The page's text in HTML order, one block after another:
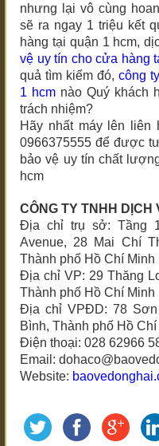
nhưng lại vô cùng
sẽ ra ngay 1 triệu kết
hàng tại quận 1 hcm,
vệ uy tín cho cửa hàng
quả tìm kiếm đó, công
1 hcm nào Quý khách
trách nhiệm?
Hãy nhất máy lên liên
0966375555 để được
bảo vệ uy tín chất
hcm
CÔNG TY TNHH DỊCH
Địa chỉ trụ sở: Tầng
Avenue, 28 Mai Chí
Thành phố Hồ Chí Minh
Địa chỉ VP: 29 Thăng
Thành phố Hồ Chí Minh
Địa chỉ VPĐD: 78
Bình, Thành phố Hồ Chí
Điện thoại: 028 62966
Email:
Website: